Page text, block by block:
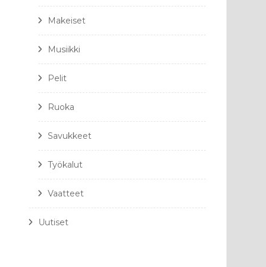
Makeiset
Musiikki
Pelit
Ruoka
Savukkeet
Työkalut
Vaatteet
Uutiset